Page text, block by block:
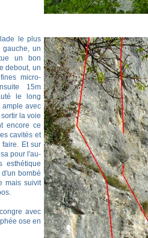
le plus
un
un bon
debout, un
micro-
15m
le long
ample avec
la voie
encore ce
cavités et
Et sur
pour l'au-
esthétique
bombé
mais suivit
avec
ose en